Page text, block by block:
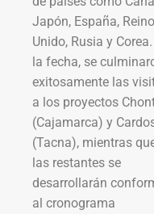
Japón, España, Reino
Unido, Rusia y
la fecha, se
exitosamente las
a los proyectos
(Cajamarca) y
(Tacna), mientras
las restantes se
desarrollarán
al cronograma